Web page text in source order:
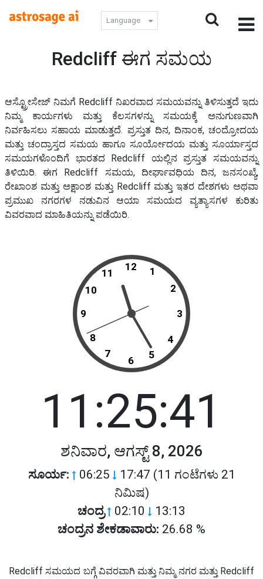
Language
Redcliff ಈಗ ಸಮಯ
ಆಸ್ಟ್ರೋಸೇಜ್ ನಿಮಗೆ Redcliff ನಿಖರವಾದ ಸಮಯವನ್ನು ತಿಳಿಸುತ್ತದೆ ಇದು
ನಿಮ್ಮ ಕಾರ್ಯಗಳು ಮತ್ತು ಕೆಲಸಗಳನ್ನು ಸಮಯಕ್ಕೆ ಅನುಗುಣವಾಗಿ
ನಿರ್ವಹಿಸಲು ಸಹಾಯ ಮಾಡುತ್ತದೆ. ಪ್ರಸ್ತುತ ದಿನ, ದಿನಾಂಕ, ಚಂದ್ರೋದಯ
ಮತ್ತು ಚಂದ್ರಾಸ್ತದ ಸಮಯ ಹಾಗೂ ಸೂರ್ಯೋದಯ ಮತ್ತು ಸೂರ್ಯಾಸ್ತದ
ಸಮಯಗಳೊಂದಿಗೆ ಭಾರತದ Redcliff ಯಲ್ಲಿನ ಪ್ರಸ್ತುತ ಸಮಯವನ್ನು
ತಿಳಿಯಿರಿ. ಈಗ Redcliff ಸಮಯ, ದೀರ್ಘಾವಧಿಯ ದಿನ, ಜನಸಂಖ್ಯೆ,
ರೇಖಾಂಶ ಮತ್ತು ಅಕ್ಷಾಂಶ ಮತ್ತು Redcliff ಮತ್ತು ಇತರ ದೇಶಗಳು ಅಥವಾ
ಪ್ರಮುಖ ನಗರಗಳ ನಡುವಿನ ಆಯಾ ಸಮಯದ ವ್ಯತ್ಯಾಸಗಳ ಕುರಿತು
ವಿವರವಾದ ಮಾಹಿತಿಯನ್ನು ಪಡೆಯಿರಿ.
12
11
10
9
8
7
6 5
4
3
2
1
11:25:41
ಶನಿವಾರ, ಆಗಸ್ಟ್ 8, 2026
ಸೂರ್ಯ: 06:25 17:47 (11 ಗಂಟೆಗಳು 21
ನಿಮಿಷ)
ಚಂದ್ರ 02:10 13:13
ಚಂದ್ರನ ಶೇಕಡಾವಾರು: 26.68 %
Redcliff ಸಮಯದ ಬಗ್ಗೆ ವಿವರವಾಗಿ ಮತ್ತು ನಿಮ್ಮ ನಗರ ಮತ್ತು Redcliff